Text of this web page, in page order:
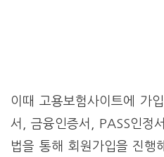
이때 고용보험사이트에 가
서, 금융인증서, PASS인정
법을 통해 회원가입을 진행